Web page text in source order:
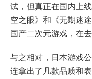
试，但真正在国内上
空之眼》和《无期迷
国产二次元游戏，在
与之相对，日本游戏
连拿出了几款品质和